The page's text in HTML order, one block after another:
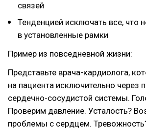
связей
Тенденцией исключать все, что
в установленные рамки
Пример из повседневной жизни:
Представьте врача-кардиолога,
на пациента исключительно через
сердечно-сосудистой системы.
Проверим давление. Усталость?
проблемы с сердцем.